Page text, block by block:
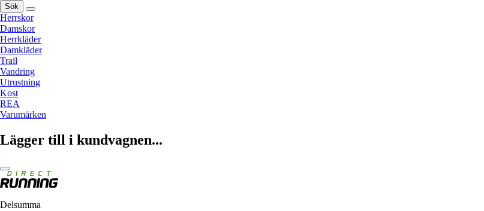
Sök
Herrskor
Damskor
Herrkläder
Damkläder
Trail
Vandring
Utrustning
Kost
REA
Varumärken
Lägger till i kundvagnen...
Delsumma